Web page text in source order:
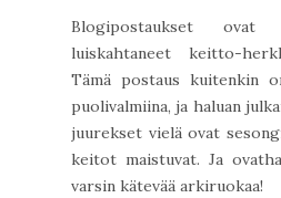
Blogipostaukset ovat
luiskahtaneet keitto-
Tämä postaus kuitenkin
puolivalmiina, ja haluan
juurekset vielä ovat
keitot maistuvat. Ja
varsin kätevää arkiruokaa!